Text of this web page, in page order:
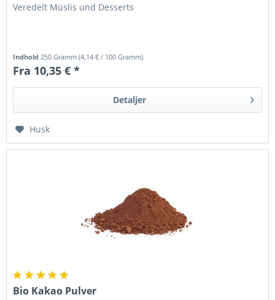
Veredelt Müslis und Desserts
Indhold250 Gramm(4,14 € / 100 Gramm)
Fra 10,35 € *
Detaljer
Husk
Bio Kakao Pulver